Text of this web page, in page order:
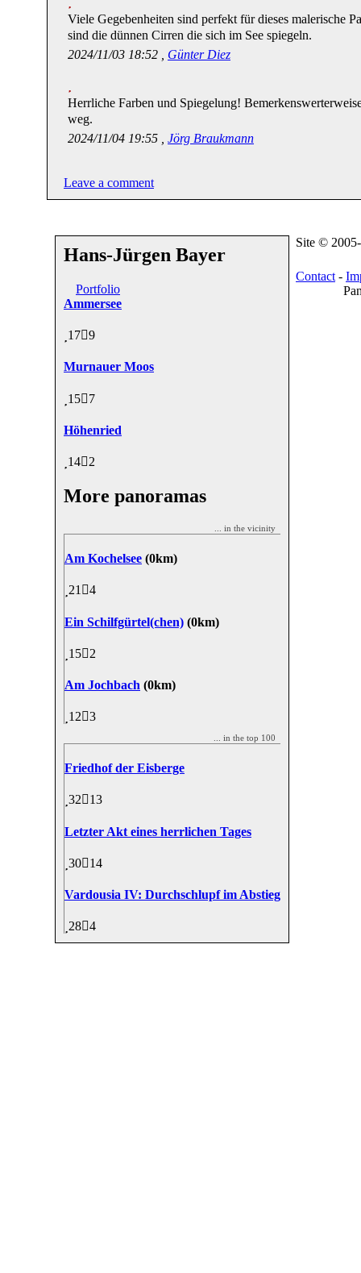
Viele Gegebenheiten sind perfekt für dieses malerische
sind die dünnen Cirren die sich im See spiegeln.
2024/11/03 18:52 , Günter Diez
Herrliche Farben und Spiegelung!
weg.
2024/11/04 19:55 , Jörg Braukmann
Leave a comment
Hans-Jürgen Bayer
Portfolio
Ammersee
17 9
Murnauer Moos
15 7
Höhenried
14 2
More panoramas
... in the vicinity
Am Kochelsee (0km)
21 4
Ein Schilfgürtel(chen) (0km)
15 2
Am Jochbach (0km)
12 3
... in the top 100
Friedhof der Eisberge
32 13
Letzter Akt eines herrlichen Tages
30 14
Vardousia IV: Durchschlupf im Abstieg
28 4
Site ©
Contact -